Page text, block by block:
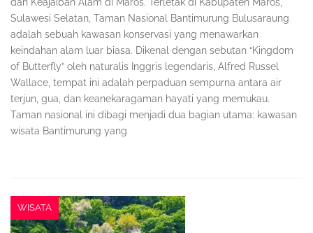
Sulawesi Selatan, Taman Nasional Bantimurung Bulusaraung
adalah sebuah kawasan konservasi yang menawarkan
keindahan alam luar biasa. Dikenal dengan sebutan “Kingdom
of Butterfly” oleh naturalis Inggris legendaris, Alfred Russel
Wallace, tempat ini adalah perpaduan sempurna antara air
terjun, gua, dan keanekaragaman hayati yang memukau.
Taman nasional ini dibagi menjadi dua bagian utama: kawasan
wisata Bantimurung yang
WISATA